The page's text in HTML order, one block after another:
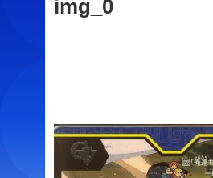
img_0